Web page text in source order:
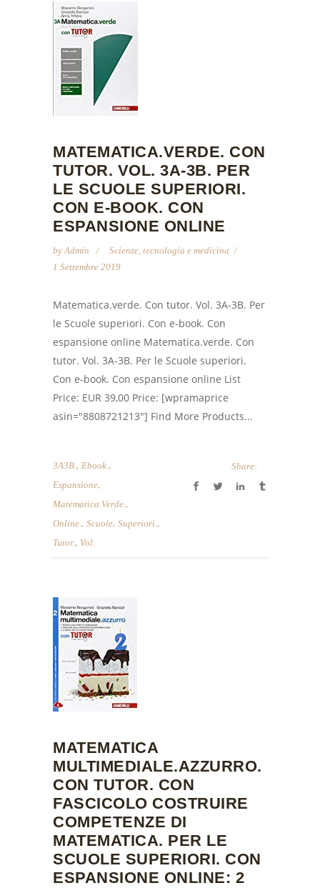
MATEMATICA.VERDE. CON
TUTOR. VOL. 3A-3B. PER
LE SCUOLE SUPERIORI.
CON E-BOOK. CON
ESPANSIONE ONLINE
byAdmin
Scienze, tecnologia e medicina
1 Settembre 2019
Matematica.verde. Con tutor. Vol. 3A-3B. Per
le Scuole superiori. Con e-book. Con
espansione online Matematica.verde. Con
tutor. Vol. 3A-3B. Per le Scuole superiori.
Con e-book. Con espansione online List
Price: EUR 39,00 Price: [wpramaprice
asin="8808721213"] Find More Products...
3A3B., Ebook.,
Espansione,
Matematica.verde.,
Online., Scuole, Superiori.,
Tutor., Vol.
Share:
MATEMATICA
MULTIMEDIALE.AZZURRO.
CON TUTOR. CON
FASCICOLO COSTRUIRE
COMPETENZE DI
MATEMATICA. PER LE
SCUOLE SUPERIORI. CON
ESPANSIONE ONLINE: 2